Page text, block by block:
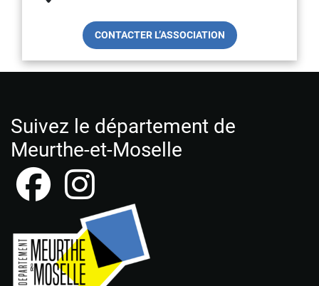
CONTACTER L’ASSOCIATION
Suivez le département de
Meurthe-et-Moselle